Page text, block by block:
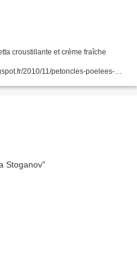
croustillante et crème fraîche
2010/11/petoncles-poelees-